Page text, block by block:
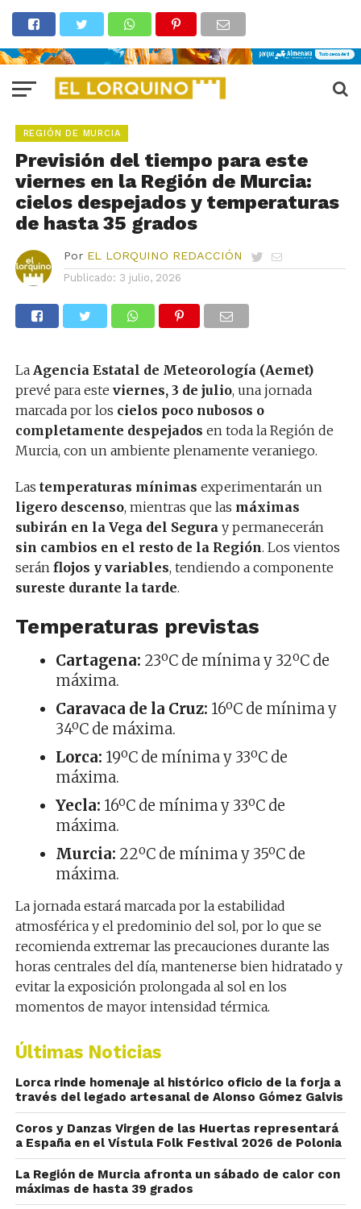
REGIÓN DE MURCIA
Previsión del tiempo para este
viernes en la Región de Murcia:
cielos despejados y temperaturas
de hasta 35 grados
Por EL LORQUINO REDACCIÓN
Publicado: 3 julio, 2026
La Agencia Estatal de Meteorología (Aemet)
prevé para este viernes, 3 de julio, una jornada
marcada por los cielos poco nubosos o
completamente despejados en toda la Región de
Murcia, con un ambiente plenamente veraniego.
Las temperaturas mínimas experimentarán un
ligero descenso, mientras que las máximas
subirán en la Vega del Seguray permanecerán
sin cambios en el resto de la Región. Los vientos
serán flojos y variables, tendiendo a componente
sureste durante la tarde.
Temperaturas previstas
Cartagena: 23ºC de mínima y 32ºC de
máxima.
Caravaca de la Cruz: 16ºC de mínima y
34ºC de máxima.
Lorca: 19ºC de mínima y 33ºC de
máxima.
Yecla: 16ºC de mínima y 33ºC de
máxima.
Murcia: 22ºC de mínima y 35ºC de
máxima.
La jornada estará marcada por la estabilidad
atmosférica y el predominio del sol, por lo que se
recomienda extremar las precauciones durante las
horas centrales del día, mantenerse bien hidratado y
evitar la exposición prolongada al sol en los
momentos de mayor intensidad térmica.
Últimas Noticias
Lorca rinde homenaje al histórico oficio de la forja a
través del legado artesanal de Alonso Gómez Galvis
Coros y Danzas Virgen de las Huertas representará
a España en el Vístula Folk Festival 2026 de Polonia
La Región de Murcia afronta un sábado de calor con
máximas de hasta 39 grados